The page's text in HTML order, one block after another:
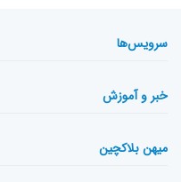
سرویس‌ها
خبر و آموزش
میهن بلاکچین